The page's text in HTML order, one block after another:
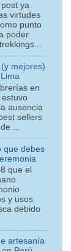
ya
virtudes
punto
poder
mejores)
en
estuvo
ausencia
sellers
...
que debes
que el
y usos
debido
artesanía